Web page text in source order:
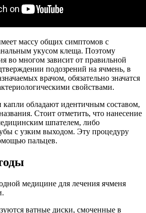
массу общих симптомов с
укусом клеща. Поэтому
во многом зависит от правильной
подозрений на ячмень, в
врачом, обязательно значатся
свойствами.
обладают идентичным составом,
Стоит отметить, что нанесение
шпателем, либо
с узким выходом. Эту процедуру
пальцев.
медицине для лечения ячменя
ватные диски, смоченные в